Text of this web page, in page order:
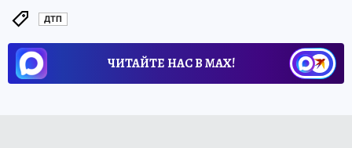
ДТП
ЧИТАЙТЕ НАС В МАХ!